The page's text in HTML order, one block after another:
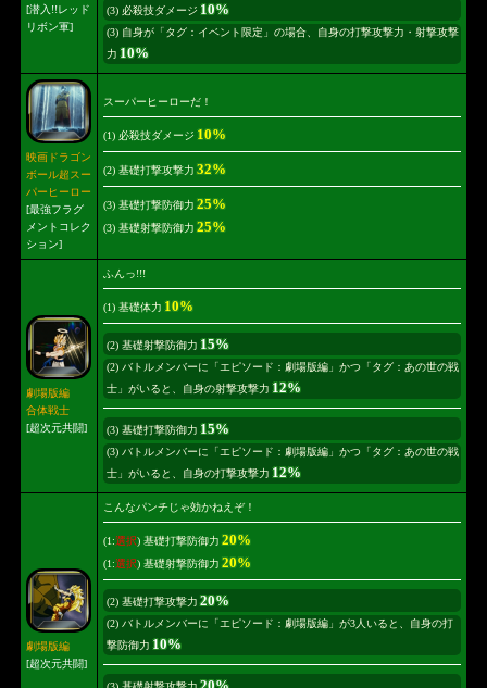
[潜入!!レッド
リボン軍]
(3) 必殺技ダメージ 10%
(3) 自身が「タグ：イベント限定」の場合、自身の打撃攻撃力・射撃攻撃
力 10%
映画ドラゴン
ボール超スー
パーヒーロー
[最強フラグ
メントコレク
ション]
スーパーヒーローだ！
(1) 必殺技ダメージ 10%
(2) 基礎打撃攻撃力 32%
(3) 基礎打撃防御力 25%
(3) 基礎射撃防御力 25%
劇場版編
合体戦士
[超次元共闘]
ふんっ!!!
(1) 基礎体力 10%
(2) 基礎射撃防御力 15%
(2) バトルメンバーに「エピソード：劇場版編」かつ「タグ：あの世の戦
士」がいると、自身の射撃攻撃力 12%
(3) 基礎打撃防御力 15%
(3) バトルメンバーに「エピソード：劇場版編」かつ「タグ：あの世の戦
士」がいると、自身の打撃攻撃力 12%
劇場版編
[超次元共闘]
こんなパンチじゃ効かねえぞ！
(1:選択) 基礎打撃防御力 20%
(1:選択) 基礎射撃防御力 20%
(2) 基礎打撃攻撃力 20%
(2) バトルメンバーに「エピソード：劇場版編」が3人いると、自身の打
撃防御力 10%